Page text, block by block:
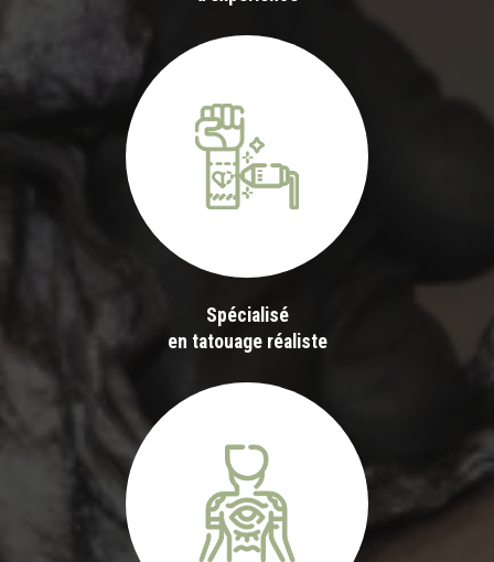
Spécialisé
en tatouage réaliste